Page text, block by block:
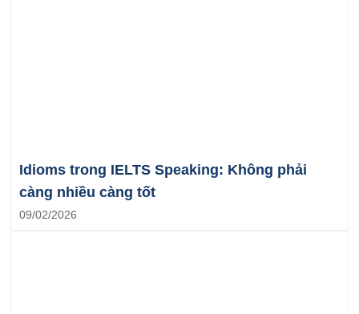
Idioms trong IELTS Speaking: Không phải
càng nhiều càng tốt
09/02/2026